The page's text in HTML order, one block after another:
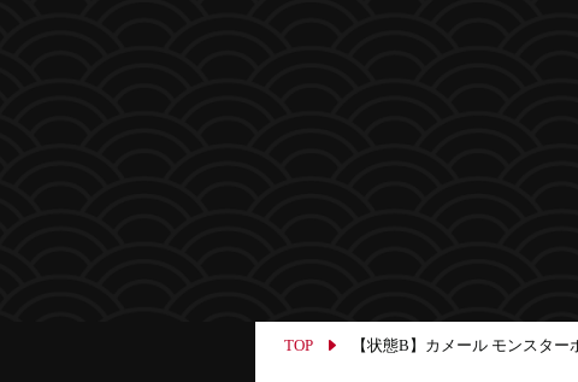
TOP 【状態B】カメール モンスタ